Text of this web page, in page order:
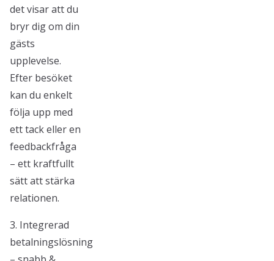
det visar att du
bryr dig om din
gästs
upplevelse.
Efter besöket
kan du enkelt
följa upp med
ett tack eller en
feedbackfråga
– ett kraftfullt
sätt att stärka
relationen.
3. Integrerad
betalningslösning